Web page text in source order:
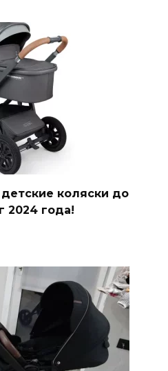
коляски до
2024 года!